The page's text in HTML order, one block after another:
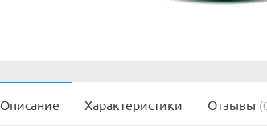
Описание Характеристики Отзывы